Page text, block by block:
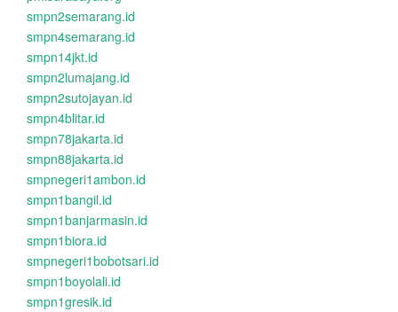
smpn2semarang.id
smpn4semarang.id
smpn14jkt.id
smpn2lumajang.id
smpn2sutojayan.id
smpn4blitar.id
smpn78jakarta.id
smpn88jakarta.id
smpnegeri1ambon.id
smpn1bangil.id
smpn1banjarmasin.id
smpn1biora.id
smpnegeri1bobotsari.id
smpn1boyolali.id
smpn1gresik.id